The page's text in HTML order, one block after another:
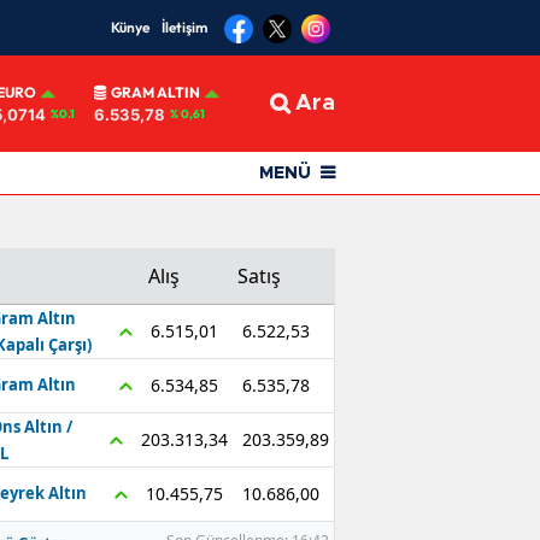
Künye İletişim
%0.1
GRAM ALTIN
6.535,78 % 0,61 Ara
MENÜ
Alış Satış
Altın
Çarşı)
6.515,01 6.522,53
Altın 6.534,85 6.535,78
Altın /
203.313,34 203.359,89
Altın 10.455,75 10.686,00